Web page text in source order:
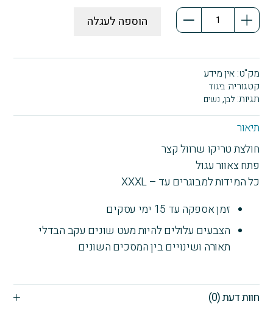
כמות
עובדת
על
עצמי
-
טריקו
הוספה לעגלה
תיאור
חולצת טריקו שרוול קצר
פתח צאוור עגול
כל המידות למבוגרים עד – XXXL
זמן אספקה עד 15 ימי עסקים
הצבעים עלולים להיות מעט שונים עקב הבדלי
תאורה ושינויים בין המסכים השונים
חוות דעת (0)
מק"ט: אין מידע
קטגוריה: ביגוד
תגיות: לבן, נשים